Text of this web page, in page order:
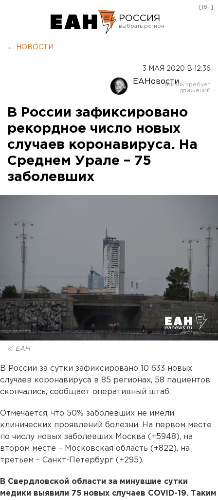
РОССИЯ
Оренбург
[18+]
← НОВОСТИ
3 МАЯ 2020 В 12:36
ЕАНовости
В России зафиксировано
рекордное число новых
случаев коронавируса. На
Среднем Урале – 75
заболевших
© ЕАН
В России за сутки зафиксировано 10 633 новых
случаев коронавируса в 85 регионах, 58 пациентов
скончались, сообщает оперативный штаб.
Отмечается, что 50% заболевших не имели
клинических проявлений болезни. На первом месте
по числу новых заболевших Москва (+5948), на
втором месте – Московская область (+822), на
третьем – Санкт-Петербург (+295).
В Свердловской области за минувшие сутки
медики выявили 75 новых случаев COVID-19. Таким